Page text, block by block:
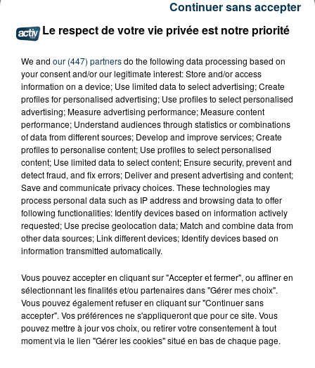
SAINT-ETIENNE : UN ENFANT DÉCÈDE APRÈS
Le respect de votre vie privée est notre priorité
We and our (447) partnersdo the following data processing based on
your consent and/or our legitimate interest: Store and/or access
information on a device; Use limited data to select advertising; Create
profiles for personalised advertising; Use profiles to select personalised
advertising; Measure advertising performance; Measure content
performance; Understand audiences through statistics or combinations
of data from different sources; Develop and improve services; Create
profiles to personalise content; Use profiles to select personalised
content; Use limited data to select content; Ensure security, prevent and
detect fraud, and fix errors; Deliver and present advertising and content;
Save and communicate privacy choices. These technologies may
process personal data such as IP address and browsing data to offer
following functionalities: Identify devices based on information actively
requested; Use precise geolocation data; Match and combine data from
other data sources; Link different devices; Identify devices based on
information transmitted automatically.
Vous pouvez accepter en cliquant sur "Accepter et fermer", ou affiner en
sélectionnant les finalités et/ou partenaires dans "Gérer mes choix".
Vous pouvez également refuser en cliquant sur "Continuer sans
accepter". Vos préférences ne s'appliqueront que pour ce site. Vous
pouvez mettre à jour vos choix, ou retirer votre consentement à tout
moment via le lien "Gérer les cookies" situé en bas de chaque page.
Continuer sans accepter